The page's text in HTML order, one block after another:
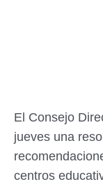
El Consejo
jueves una
centros